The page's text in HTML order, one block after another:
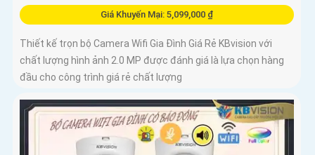
Giá Khuyến Mại: 5,099,000 ₫
Thiết kế trọn bộ Camera Wifi Gia Đình Giá Rẻ KBvision với
chất lượng hình ảnh 2.0 MP được đánh giá là lựa chọn hàng
đầu cho công trình giá rẻ chất lượng